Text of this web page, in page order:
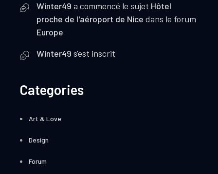
Winter49 a commencé le sujet Hôtel
proche de l'aéroport de Nice dans le forum
Europe
Winter49 s'est inscrit
Categories
Art & Love
Design
Forum